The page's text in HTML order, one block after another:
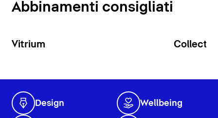
Abbinamenti consigliati
Vitrium
Design Wellbeing